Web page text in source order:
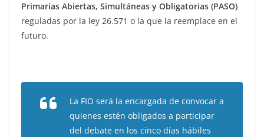
Primarias Abiertas, Simultáneas y Obligatorias (PASO)
reguladas por la ley 26.571 o la que la reemplace en el
futuro.
La FIO será la encargada de convocar a
quienes estén obligados a participar
del debate en los cinco días hábiles